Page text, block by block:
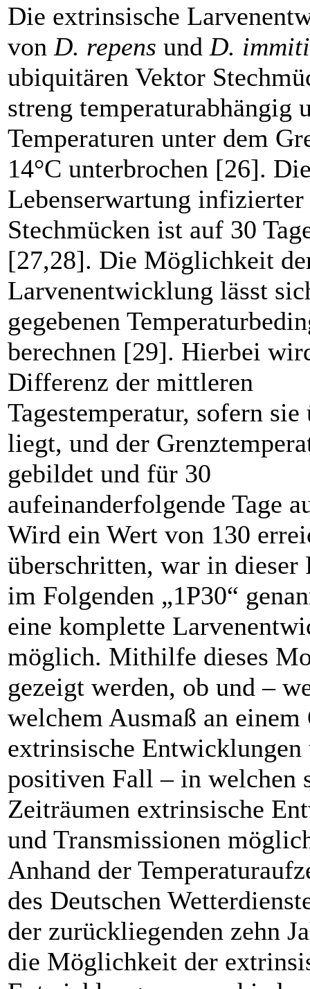
Die extrinsische
von ­ D. repens und D.
ubiquitären Vektor
streng temperatur­abhängig
Temperaturen unter dem
14°C unterbrochen [26].
Lebenserwartung infizierter
Stechmücken ist auf 30
[27,28]. Die Möglichkeit
Larvenentwicklung lässt
gegebenen
berechnen [29]. Hierbei
Differenz der mittleren
Tagestemperatur, sofern sie
liegt, und der
gebildet und für 30
aufeinanderfolgende Tage
Wird ein Wert von 130
überschritten, war in dieser
im Folgenden „1P30“
eine komplette
möglich. Mithilfe dieses
gezeigt werden, ob und –
welchem Ausmaß an einem
extrinsische
positiven Fall – in welchen
Zeiträumen extrinsische
und Transmissionen
Anhand der
des Deutschen
der zurückliegenden zehn
die Möglichkeit der